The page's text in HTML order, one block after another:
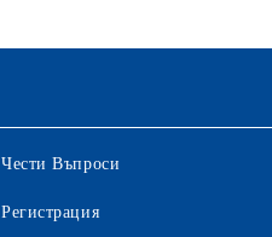
Чести Въпроси
Регистрация